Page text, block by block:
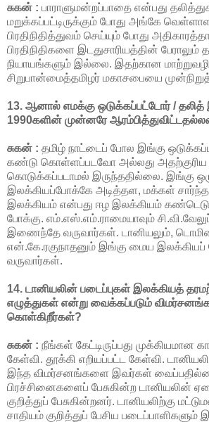
சுகன் : பாராளுமன்றப்பாதை என்பது
மறுக்கப்பட்டிருக்கும் போது அங்கே
பிரதிநிதித்துவம் செய்யும் போது
பிரதிநிதிகளை இடதுசாரியத்தின் பேராலும்
நியாயங்களும் இல்லை. இதற்கான
சிறுபான்மைத்தமிழர் மகாசபையை
13. ஆனால் எமக்கு ஒடுக்கப்பட்டோர் /
1990களின் முன்னரே
சுகன் : தமிழ் நாட்டைப் போல இங்கு
கண்டு கொள்ளப்படவோ அல்லது அதற்குரிய
கொடுக்கப்படாமல் இருந்ததில்லை. இங்கு
இலக்கியப்போக்கே அடித்தள, மக்கள்
இலக்கியம் என்பது ஈழ இலக்கியம்
போக்கு. எம்.எஸ்.எம்.ராமையாவும்
இணைந்தே வருவார்கள். டானியலும்,
என்.கே.ரகுநாதனும் இங்கு மைய
வருவார்கள்.
14. டானியலின் படைப்புகள் இலக்கியத்
எழுத்துகள் என்று வைக்கப்படும்
கொள்கிறீர்கள்?
சுகன் : நீங்கள் கேட்டிருப்பது முக்கியமான
கேள்வி. தூக்கி எறியப்பட்ட கேள்வி.
இந்த விமர்சனங்களை இவர்கள்
பிரச்சினைகளைப் பேசுகின்ற டானியலின்
குறித்துப் பேசுகின்றனர். டானியலிற்கு
சாதியம் குறித்துப் பேசிய